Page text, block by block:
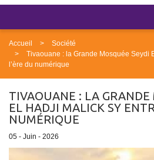
Accueil
Société
Tivaouane : la Grande Mosquée Seydi
l’ère du numérique
TIVAOUANE : LA GRANDE
EL HADJI MALICK SY
NUMÉRIQUE
05 - Juin - 2026